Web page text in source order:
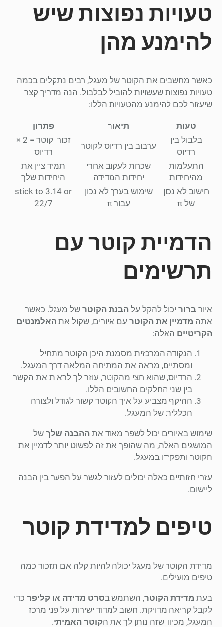
טעויות נפוצות שיש
להימנע מהן
כאשר מחשבים את הקוטר של מעגל, רבים נתקלים בכמה
טעויות נפוצות שעשויות להוביל לבלבול. הנה מדריך קצר
שיעזור לכם להימנע מהטעויות הללו:
טעות תיאור
פתרון
בלבול בין
רדיוס
ערבוב בין רדיוס לקוטר
זכור: קוטר = 2 ×
רדיוס
התעלמות
מהיחידות
שכחת לעקוב אחרי
יחידות המדידה
תמיד ציין את
היחידות שלך
חישוב לא נכון
של π
שימוש בערך לא נכון
עבור π
stick to 3.14 or
22/7
הדמיית קוטר עם
תרשימים
איור ברור יכול להקל על הבנת הקוטר של מעגל. כאשר
אתה מדמיין את הקוטר עם איורים, שקול את האלמנטים
הקריטיים האלה:
הנקודה המרכזית מסמנת היכן הקוטר מתחיל
ומסתיים, מראה את המתיחה המלאה דרך המעגל.
הרדיוס, שהוא חצי מהקוטר, עוזר לך לראות את הקשר
בין שני החלקים החשובים הללו.
ההיקף מצביע על איך הקוטר קשור לגודל ולצורה
הכללית של המעגל.
שימוש באיורים יכול לשפר מאוד את ההבנה שלך של
המושגים האלה, מה שהופך את זה לפשוט יותר לדמיין את
הקוטר ותפקידו במעגל.
עזרי חזותיים כאלה יכולים לעזור לגשר על הפער בין הבנה
ליישום.
טיפים למדידת קוטר
מדידת הקוטר של מעגל יכולה להיות קלה אם תזכור כמה
טיפים מועילים.
בעת מדידת הקוטר, השתמש בסרט מדידה או קליפר כדי
לקבל קריאה מדויקת. חשוב למדוד ישירות על פני מרכז
המעגל, מכיוון שזה נותן לך את הקוטר האמיתי.